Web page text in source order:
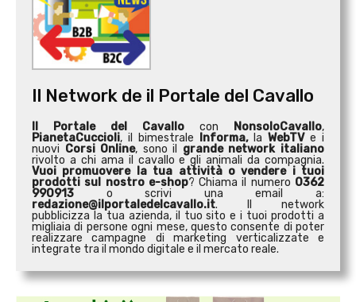
Il Network de il Portale del Cavallo
Il Portale del Cavallo con NonsoloCavallo,
PianetaCuccioli, il bimestrale Informa,laWebTVe i
nuovi Corsi Online, sono il grande network italiano
rivolto a chi ama il cavallo e gli animali da compagnia.
Vuoi promuovere la tua attività ovendere i tuoi
prodotti sul nostro e-shop? Chiama il numero 0362
990913 o scrivi una email a:
redazione@ilportaledelcavallo.it. Il network
pubblicizza la tua azienda, il tuo sito e i tuoi prodotti a
migliaia di persone ogni mese, questo consente di poter
realizzare campagne di marketing verticalizzate e
integrate tra il mondo digitale e il mercato reale.